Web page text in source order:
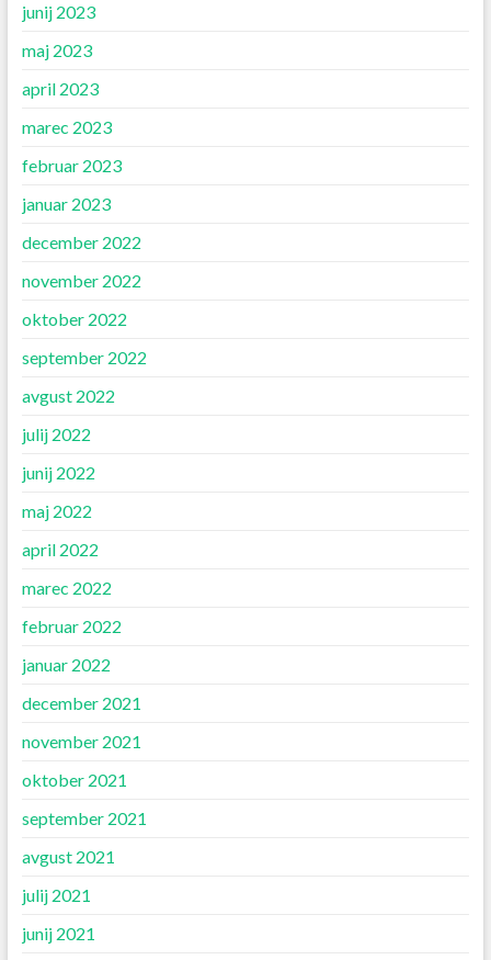
junij 2023
maj 2023
april 2023
marec 2023
februar 2023
januar 2023
december 2022
november 2022
oktober 2022
september 2022
avgust 2022
julij 2022
junij 2022
maj 2022
april 2022
marec 2022
februar 2022
januar 2022
december 2021
november 2021
oktober 2021
september 2021
avgust 2021
julij 2021
junij 2021